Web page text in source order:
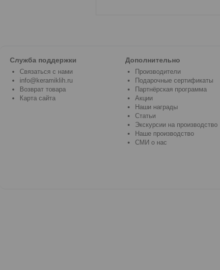
Служба поддержки
Связаться с нами
info@keramiklih.ru
Возврат товара
Карта сайта
Дополнительно
Производители
Подарочные сертификаты
Партнёрская программа
Акции
Наши награды
Статьи
Экскурсии на производство
Наше производство
СМИ о нас